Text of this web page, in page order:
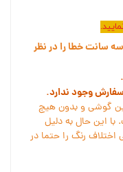
سانت خطا را در نظر
سفارش وجود ندارد.
گوشی و بدون هیچ
این حال به دلیل
رنگ را حتما در